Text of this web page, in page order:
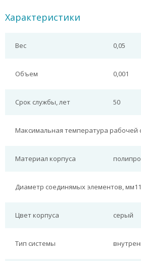
Характеристики
Вес 0,05
Объем 0,001
Срок службы, лет 50
Максимальная температура рабочей
Материал корпуса
Диаметр соединямых элементов, мм
Цвет корпуса серый
Тип системы